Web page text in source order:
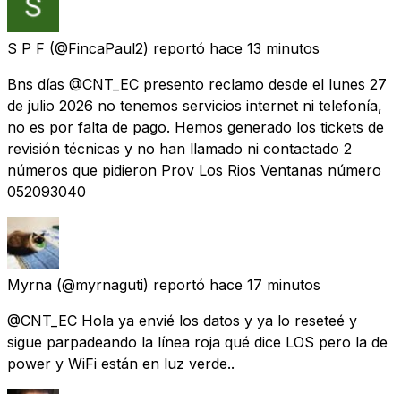
S P F (@FincaPaul2) reportó hace 13 minutos
Bns días @CNT_EC presento reclamo desde el lunes 27
de julio 2026 no tenemos servicios internet ni telefonía,
no es por falta de pago. Hemos generado los tickets de
revisión técnicas y no han llamado ni contactado 2
números que pidieron Prov Los Rios Ventanas número
052093040
Myrna (@myrnaguti) reportó hace 17 minutos
@CNT_EC Hola ya envié los datos y ya lo reseteé y
sigue parpadeando la línea roja qué dice LOS pero la de
power y WiFi están en luz verde..